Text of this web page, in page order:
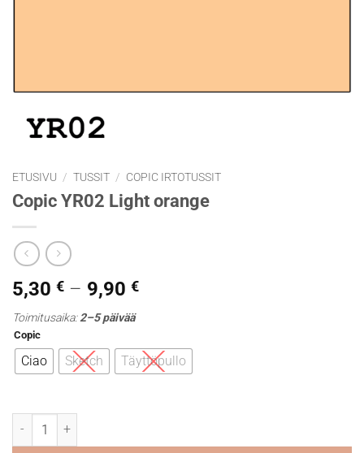
ETUSIVU / TUSSIT / COPIC IRTOTUSSIT
Copic YR02 Light orange
5,30 € – 9,90 €Hintaluokka:
9,90 €
Toimitusaika:2–5 päivää
Copic
Ciao Sketch Täyttöpullo
Copic YR02 Light orange määrä